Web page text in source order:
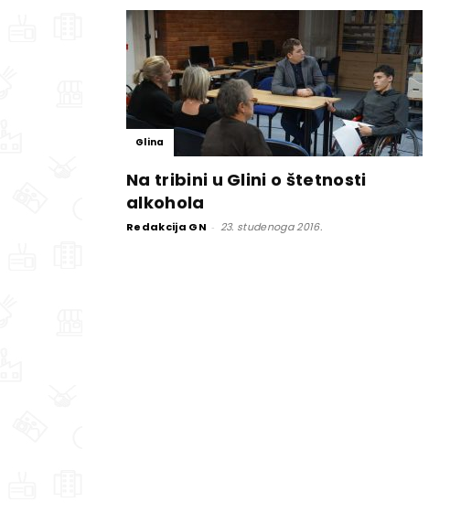
Glina
Na tribini u Glini o štetnosti
alkohola
Redakcija GN - 23. studenoga 2016.